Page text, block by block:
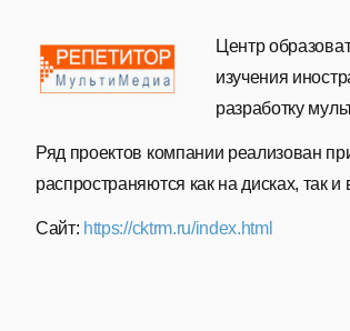
Центр
изучения
разработку
Ряд проектов компании реализован
распространяются как на дисках, так
Сайт: https://cktrm.ru/index.html